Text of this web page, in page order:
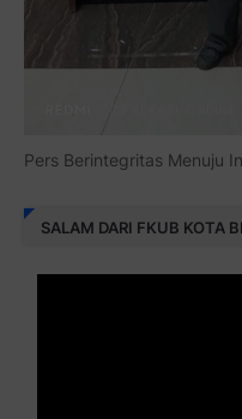
Pers Berintegritas Menuju
SALAM DARI FKUB KOTA